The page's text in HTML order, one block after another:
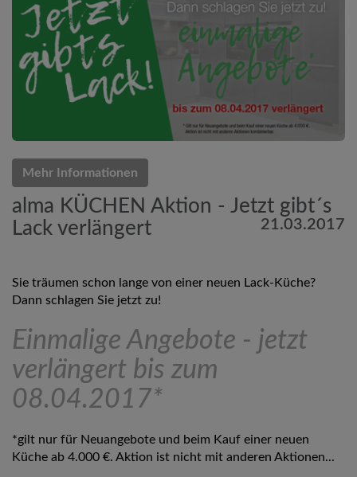
Mehr Informationen
alma KÜCHEN Aktion - Jetzt gibt´s
Lack verlängert
21.03.2017
Sie träumen schon lange von einer neuen Lack-Küche?
Dann schlagen Sie jetzt zu!
Einmalige Angebote - jetzt
verlängert bis zum
08.04.2017*
*gilt nur für Neuangebote und beim Kauf einer neuen
Küche ab 4.000 €. Aktion ist nicht mit anderen Aktionen...